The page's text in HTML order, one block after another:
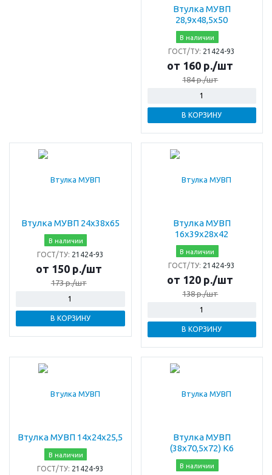
Втулка МУВП
28,9х48,5х50
В наличии
ГОСТ/ТУ: 21424-93
от 160 р./шт
184 р./шт
В КОРЗИНУ
Втулка МУВП 24х38х65
В наличии
ГОСТ/ТУ: 21424-93
от 150 р./шт
173 р./шт
В КОРЗИНУ
Втулка МУВП
16х39х28х42
В наличии
ГОСТ/ТУ: 21424-93
от 120 р./шт
138 р./шт
В КОРЗИНУ
Втулка МУВП 14х24х25,5
В наличии
ГОСТ/ТУ: 21424-93
Втулка МУВП
(38х70,5х72) К6
В наличии